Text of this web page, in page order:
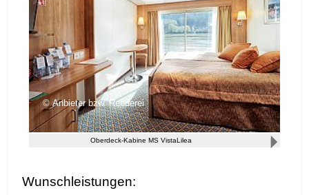
Anbieter bzw. Reederei
Oberdeck-Kabine MS VistaLilea
Wunschleistungen: